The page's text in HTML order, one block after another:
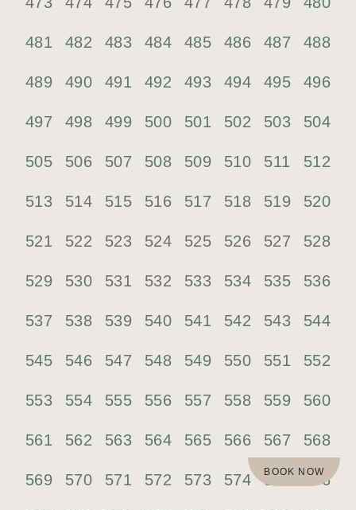
BOOK NOW
481 482 483 484 485 486 487 488
489 490 491 492 493 494 495 496
497 498 499 500 501 502 503 504
505 506 507 508 509 510 511 512
513 514 515 516 517 518 519 520
521 522 523 524 525 526 527 528
529 530 531 532 533 534 535 536
537 538 539 540 541 542 543 544
545 546 547 548 549 550 551 552
553 554 555 556 557 558 559 560
561 562 563 564 565 566 567 568
569 570 571 572 573 574 575 576